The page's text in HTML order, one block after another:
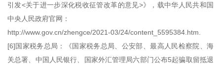
引发<关于进一步深化税收征管改革的意见>》，载中华人民共和国
中央人民政府官网：
http://www.gov.cn/zhengce/2021-03/24/content_5595384.htm.
[6]国家税务总局：《国家税务总局、公安部、最高人民检察院、海
关总署、中国人民银行、国家外汇管理局六部门公布5起骗取留抵退